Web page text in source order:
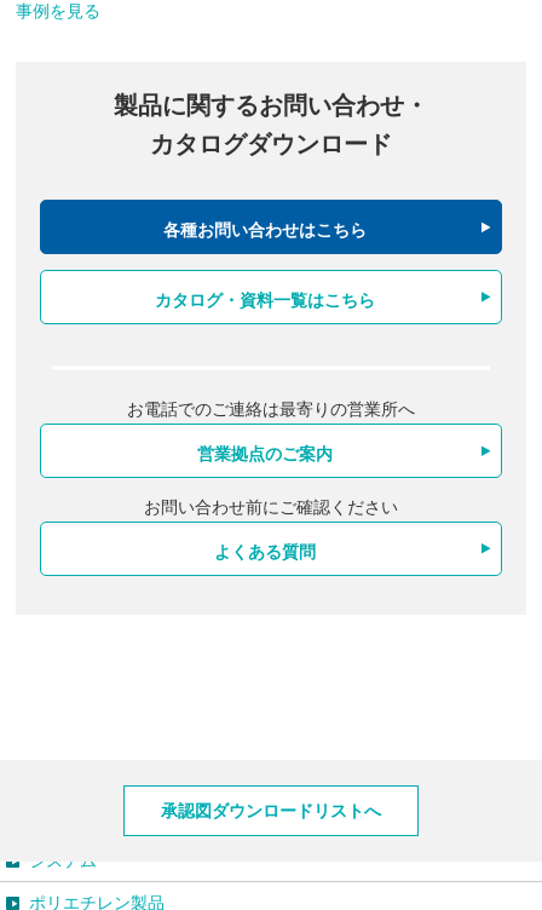
事例を見る
製品に関するお問い合わせ・
カタログダウンロード
各種お問い合わせはこちら
カタログ・資料一覧はこちら
お電話でのご連絡は最寄りの営業所へ
営業拠点のご案内
お問い合わせ前にご確認ください
よくある質問
承認図ダウンロードリストへ
システム
ポリエチレン製品